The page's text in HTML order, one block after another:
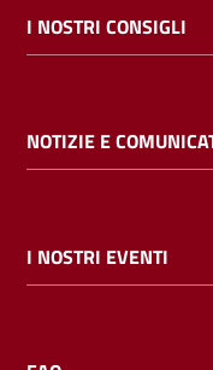
cataloghi
bibliotecario
I NOSTRI CONSIGLI
NOTIZIE E
I NOSTRI EVENTI